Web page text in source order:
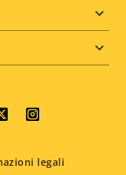
legali